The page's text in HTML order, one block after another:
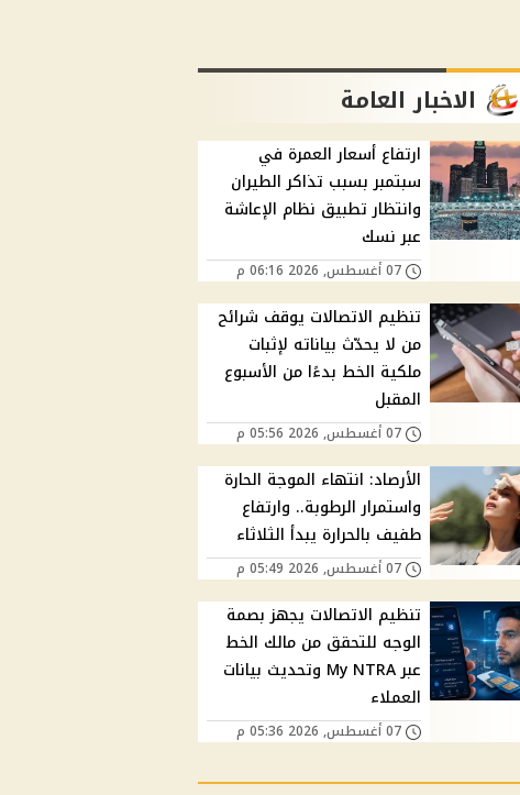
الاخبار العامة
ارتفاع أسعار العمرة في
سبتمبر بسبب تذاكر الطيران
وانتظار تطبيق نظام الإعاشة
عبر نسك
07 أغسطس, 2026 06:16 م
تنظيم الاتصالات يوقف شرائح
من لا يحدّث بياناته لإثبات
ملكية الخط بدءًا من الأسبوع
المقبل
07 أغسطس, 2026 05:56 م
الأرصاد: انتهاء الموجة الحارة
واستمرار الرطوبة.. وارتفاع
طفيف بالحرارة يبدأ الثلاثاء
07 أغسطس, 2026 05:49 م
تنظيم الاتصالات يجهز بصمة
الوجه للتحقق من مالك الخط
عبر My NTRA وتحديث بيانات
العملاء
07 أغسطس, 2026 05:36 م